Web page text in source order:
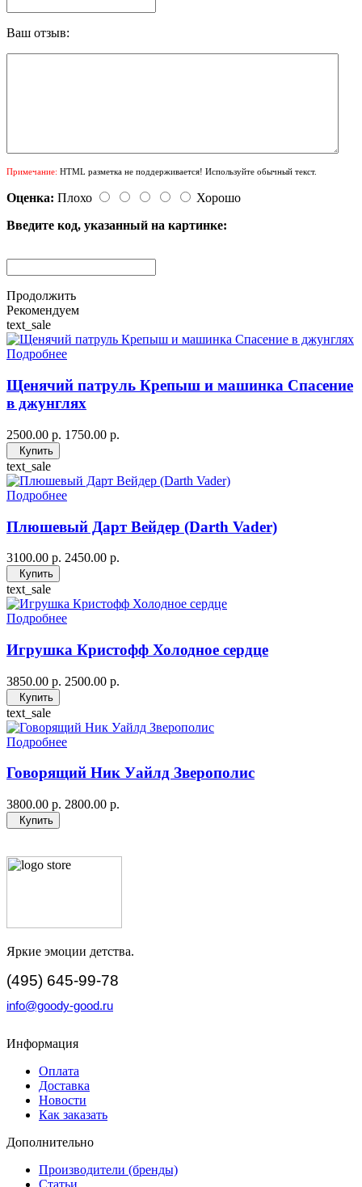
Ваш отзыв:
Примечание: HTML разметка не поддерживается! Используйте обычный текст.
Оценка: Плохо
Хорошо
Введите код, указанный на картинке:
Продолжить
Рекомендуем
text_sale
Подробнее
Щенячий патруль Крепыш и машинка Спасение
в джунглях
2500.00 р. 1750.00 р.
Купить
text_sale
Подробнее
Плюшевый Дарт Вейдер (Darth Vader)
3100.00 р. 2450.00 р.
Купить
text_sale
Подробнее
Игрушка Кристофф Холодное сердце
3850.00 р. 2500.00 р.
Купить
text_sale
Подробнее
Говорящий Ник Уайлд Зверополис
3800.00 р. 2800.00 р.
Купить
Яркие эмоции детства.
(495) 645-99-78
info@goody-good.ru
Информация
Оплата
Доставка
Новости
Как заказать
Дополнительно
Производители (бренды)